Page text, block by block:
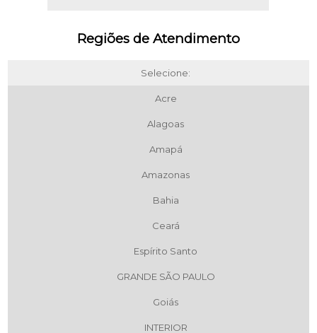
Regiões de Atendimento
Selecione:
Acre
Alagoas
Amapá
Amazonas
Bahia
Ceará
Espírito Santo
GRANDE SÃO PAULO
Goiás
INTERIOR